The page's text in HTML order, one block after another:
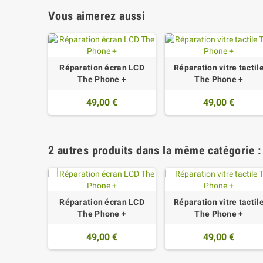
Vous aimerez aussi
Réparation écran LCD
The Phone +
49,00 €
Réparation vitre
The Phone +
49,00 €
2 autres produits dans la même catégorie :
Réparation écran LCD
The Phone +
49,00 €
Réparation vitre
The Phone +
49,00 €